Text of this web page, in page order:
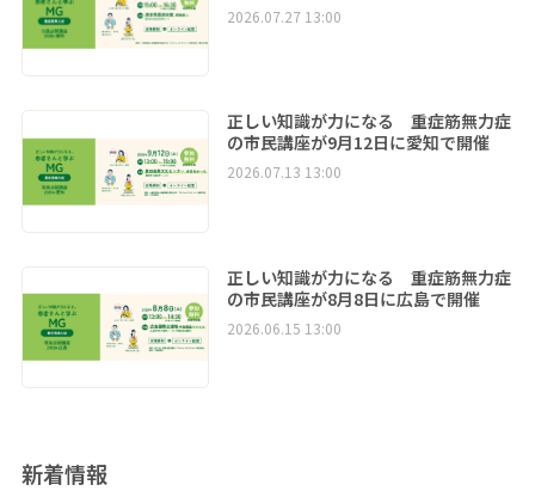
2026.07.27 13:00
正しい知識が力になる 重症筋無力症
の市民講座が9月12日に愛知で開催
2026.07.13 13:00
正しい知識が力になる 重症筋無力症
の市民講座が8月8日に広島で開催
2026.06.15 13:00
新着情報